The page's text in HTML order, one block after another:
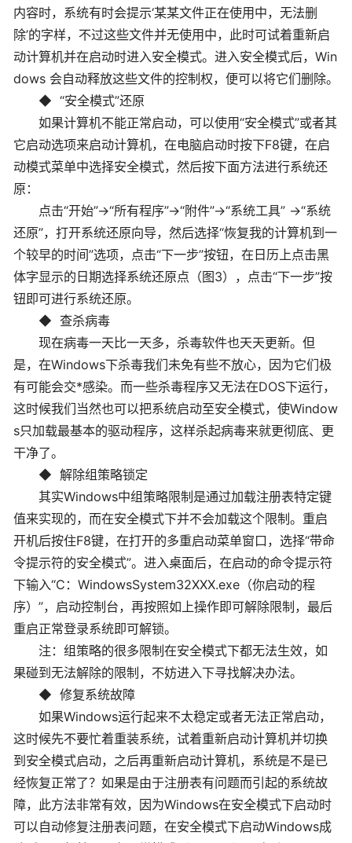
内容时，系统有时会提示‘某某文件正在使用中，无法删
除’的字样，不过这些文件并无使用中，此时可试着重新启
动计算机并在启动时进入安全模式。进入安全模式后，Win
dows 会自动释放这些文件的控制权，便可以将它们删除。
◆ “安全模式”还原
如果计算机不能正常启动，可以使用“安全模式”或者其
它启动选项来启动计算机，在电脑启动时按下F8键，在启
动模式菜单中选择安全模式，然后按下面方法进行系统还
原：
点击“开始”→“所有程序”→“附件”→“系统工具” →“系统
还原”，打开系统还原向导，然后选择“恢复我的计算机到一
个较早的时间”选项，点击“下一步”按钮，在日历上点击黑
体字显示的日期选择系统还原点（图3），点击“下一步”按
钮即可进行系统还原。
◆ 查杀病毒
现在病毒一天比一天多，杀毒软件也天天更新。但
是，在Windows下杀毒我们未免有些不放心，因为它们极
有可能会交*感染。而一些杀毒程序又无法在DOS下运行，
这时候我们当然也可以把系统启动至安全模式，使Window
s只加载最基本的驱动程序，这样杀起病毒来就更彻底、更
干净了。
◆ 解除组策略锁定
其实Windows中组策略限制是通过加载注册表特定键
值来实现的，而在安全模式下并不会加载这个限制。重启
开机后按住F8键，在打开的多重启动菜单窗口，选择“带命
令提示符的安全模式”。进入桌面后，在启动的命令提示符
下输入“C：WindowsSystem32XXX.exe（你启动的程
序）”，启动控制台，再按照如上操作即可解除限制，最后
重启正常登录系统即可解锁。
注：组策略的很多限制在安全模式下都无法生效，如
果碰到无法解除的限制，不妨进入下寻找解决办法。
◆ 修复系统故障
如果Windows运行起来不太稳定或者无法正常启动，
这时候先不要忙着重装系统，试着重新启动计算机并切换
到安全模式启动，之后再重新启动计算机，系统是不是已
经恢复正常了？如果是由于注册表有问题而引起的系统故
障，此方法非常有效，因为Windows在安全模式下启动时
可以自动修复注册表问题，在安全模式下启动Windows成